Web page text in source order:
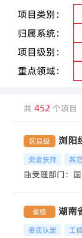
项目类别：
归属系统：
项目级别：
重点领域：
共 452 个项目
区县级 浏阳
资金扶持 其
受理部门：
省级 湖南
资质认定 工